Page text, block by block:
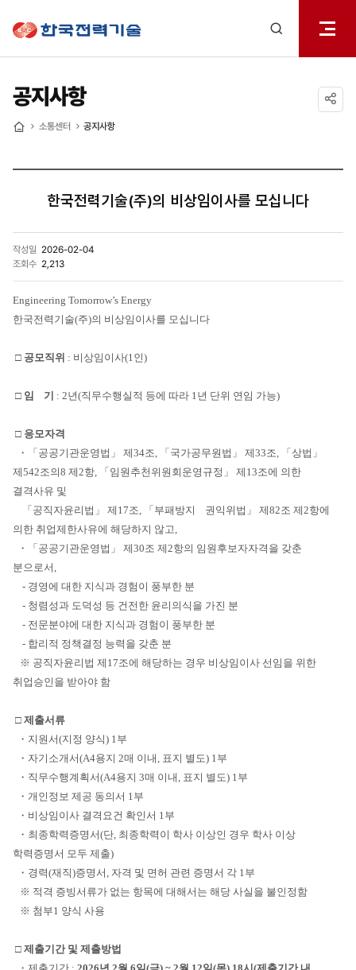
열기
공지사항
소통센터 공지사항
한국전력기술(주)의 비상임이사를 모십니다
작성일 2026-02-04
조회수 2,213
Engineering Tomorrow’s Energy
한국전력기술(주)의 비상임이사를 모십니다
□ 공모직위 : 비상임이사(1인)
□ 임 기 : 2년(직무수행실적 등에 따라 1년 단위 연임 가능)
□ 응모자격
・「공공기관운영법」 제34조, 「국가공무원법」 제33조, 「상법」
제542조의8 제2항, 「임원추천위원회운영규정」 제13조에 의한
결격사유 및
「공직자윤리법」 제17조, 「부패방지 권익위법」 제82조 제2항에
의한 취업제한사유에 해당하지 않고,
・「공공기관운영법」 제30조 제2항의 임원후보자자격을 갖춘
분으로서,
- 경영에 대한 지식과 경험이 풍부한 분
- 청렴성과 도덕성 등 건전한 윤리의식을 가진 분
- 전문분야에 대한 지식과 경험이 풍부한 분
- 합리적 정책결정 능력을 갖춘 분
※ 공직자윤리법 제17조에 해당하는 경우 비상임이사 선임을 위한
취업승인을 받아야 함
□ 제출서류
・지원서(지정 양식) 1부
・자기소개서(A4용지 2매 이내, 표지 별도) 1부
・직무수행계획서(A4용지 3매 이내, 표지 별도) 1부
・개인정보 제공 동의서 1부
・비상임이사 결격요건 확인서 1부
・최종학력증명서(단, 최종학력이 학사 이상인 경우 학사 이상
학력증명서 모두 제출)
・경력(재직)증명서, 자격 및 면허 관련 증명서 각 1부
※ 적격 증빙서류가 없는 항목에 대해서는 해당 사실을 불인정함
※ 첨부1 양식 사용
□ 제출기간 및 제출방법